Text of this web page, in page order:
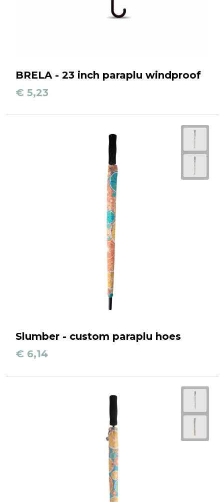
BRELA - 23 inch paraplu windproof
€ 5,23
Slumber - custom paraplu hoes
€ 6,14